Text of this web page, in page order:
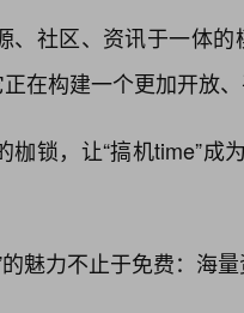
、社区、资讯于一体
正在构建一个更加开放
枷锁，让“搞机time”
的魅力不止于免费：海